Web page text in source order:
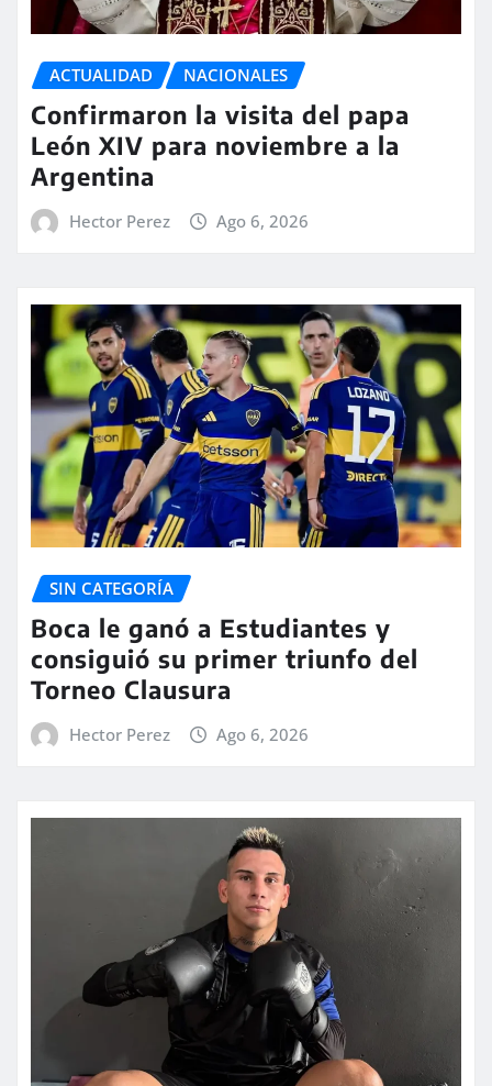
ACTUALIDAD NACIONALES
Confirmaron la visita del papa
León XIV para noviembre a la
Argentina
Hector Perez Ago 6, 2026
SIN CATEGORÍA
Boca le ganó a Estudiantes y
consiguió su primer triunfo del
Torneo Clausura
Hector Perez Ago 6, 2026